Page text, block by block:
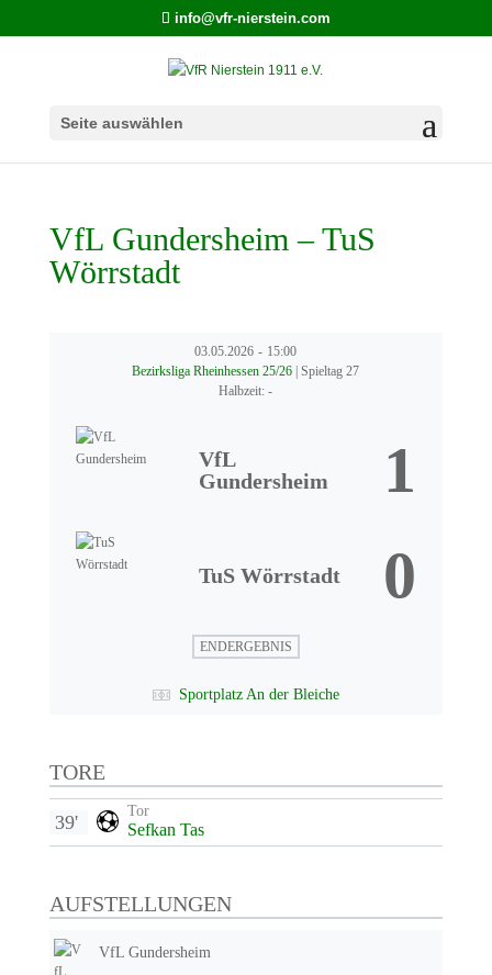
info@vfr-nierstein.com
Seite auswählen
VfL Gundersheim – TuS
Wörrstadt
03.05.2026 - 15:00
Bezirksliga Rheinhessen 25/26 | Spieltag 27
Halbzeit: -
VfL
Gundersheim
1
TuS Wörrstadt 0
ENDERGEBNIS
Sportplatz An der Bleiche
TORE
Tor
Sefkan Tas
39'
AUFSTELLUNGEN
VfL Gundersheim